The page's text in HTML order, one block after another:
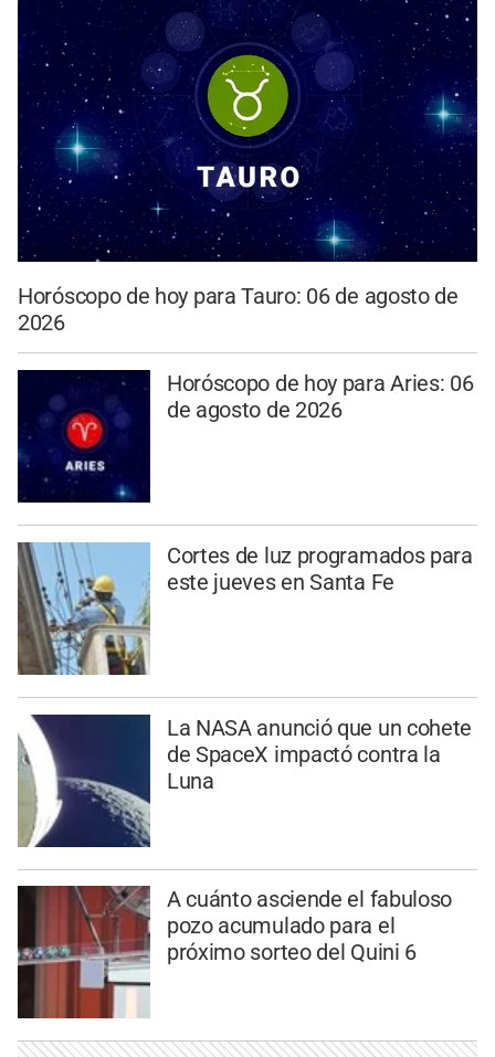
Horóscopo de hoy para Tauro: 06 de agosto de
2026
Horóscopo de hoy para Aries: 06
de agosto de 2026
Cortes de luz programados para
este jueves en Santa Fe
La NASA anunció que un cohete
de SpaceX impactó contra la
Luna
A cuánto asciende el fabuloso
pozo acumulado para el
próximo sorteo del Quini 6